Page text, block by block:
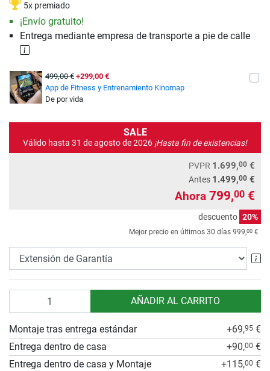
5x premiado
¡Envío gratuito!
Entrega mediante empresa de transporte a pie de calle
499,00 € +299,00 €
App de Fitness y Entrenamiento Kinomap
De por vida
SALE
Válido hasta 31 de agosto de 2026 ¡Hasta fin de existencias!
PVPR 1.699,00 €
Antes 1.499,00 €
Ahora 799,00 €
descuento 20%
Mejor precio en últimos 30 días 999,00 €
AÑADIR AL CARRITO
Montaje tras entrega estándar +69,95 €
Entrega dentro de casa
+90,00 €
Entrega dentro de casa y Montaje
+115,00 €